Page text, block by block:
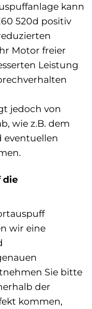
kann
520d positiv
Motor freier
Leistung
jedoch von
wie z.B. dem
eventuellen
die
wir eine
Sie bitte
der
kommen,